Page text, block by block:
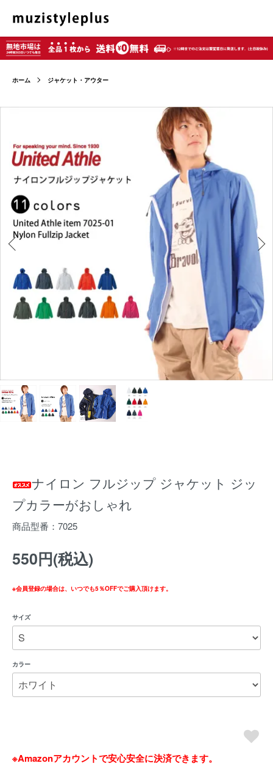
ホーム ジャケット・アウター
ナイロン フルジップ ジャケット ジッ
プカラーがおしゃれ
商品型番：7025
550円(税込)
※会員登録の場合は、いつでも5％OFFでご購入頂けます。
サイズ
カラー
※Amazonアカウントで安心安全に決済できます。